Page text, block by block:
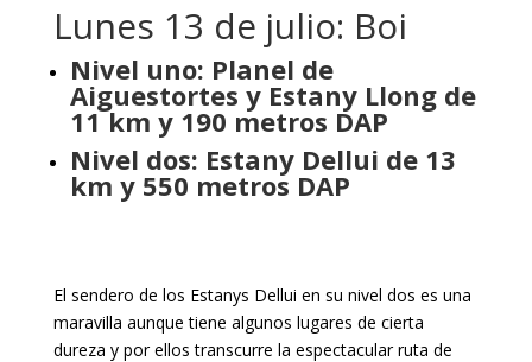
Lunes 13 de julio: Boi
Nivel uno: Planel de
Aiguestortes y Estany Llong de
11 km y 190 metros DAP
Nivel dos: Estany Dellui de 13
km y 550 metros DAP
El sendero de los Estanys Dellui en su nivel dos es una
maravilla aunque tiene algunos lugares de cierta
dureza y por ellos transcurre la espectacular ruta de